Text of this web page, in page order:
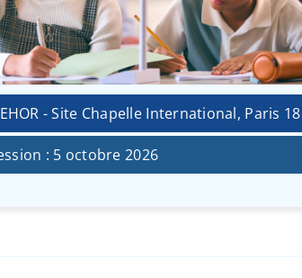
- Site Chapelle International, Paris 18
: 5 octobre 2026